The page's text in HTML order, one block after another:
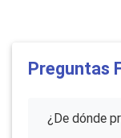
Preguntas
¿De dónde